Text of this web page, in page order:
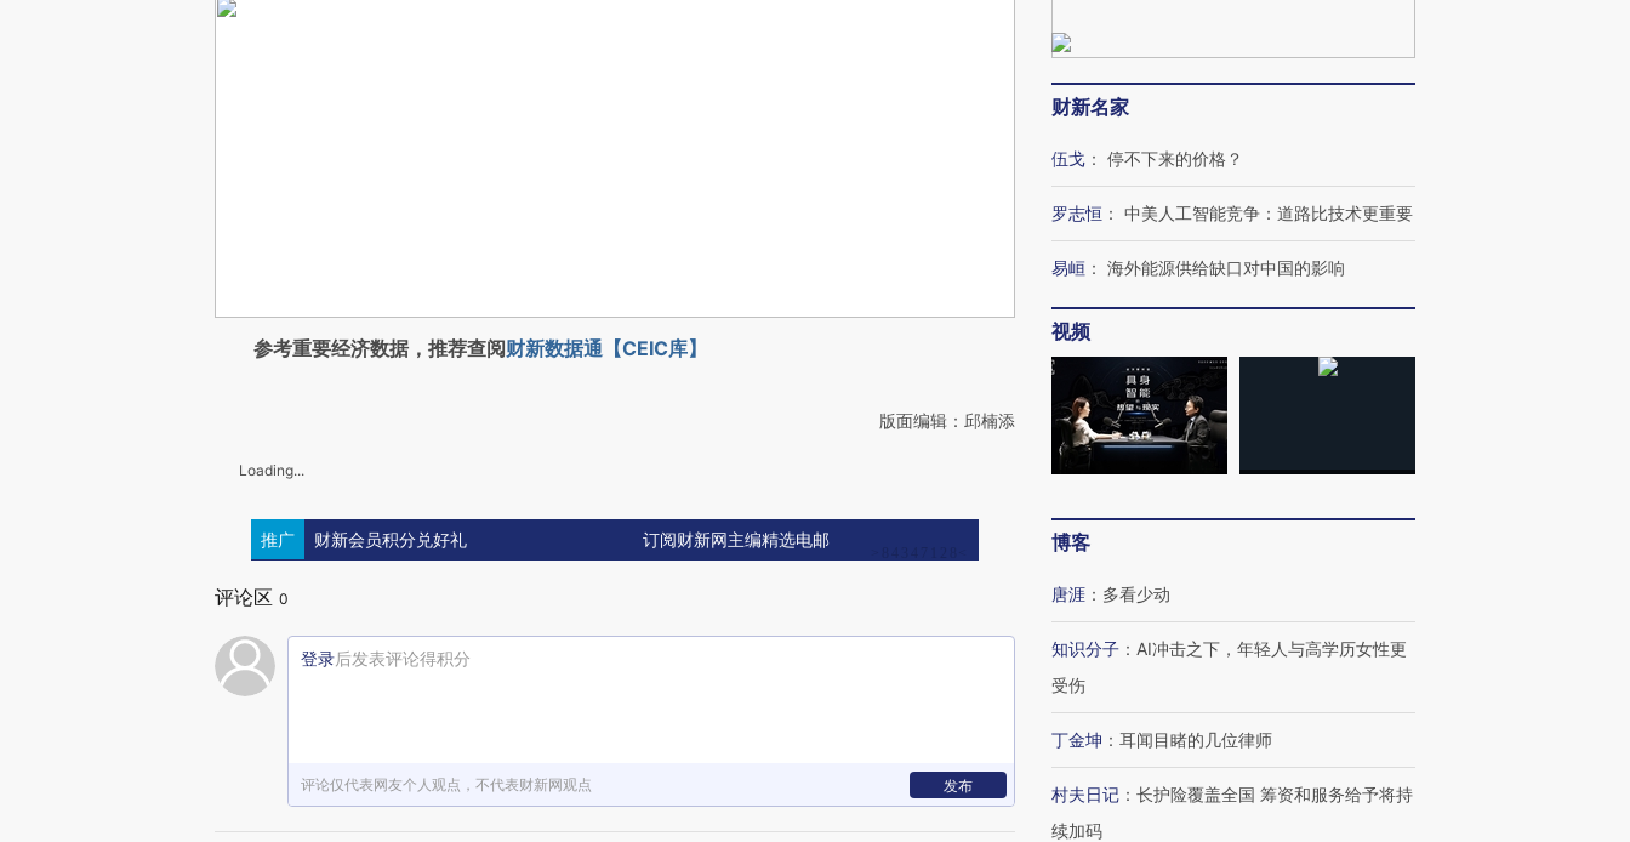
参考重要经济数据，推荐查阅财新数据通【CEIC库】
版面编辑：邱楠添
Loading...
推广 财新会员积分兑好礼 订阅财新网主编精选电邮
评论区 0
登录后发表评论得积分
评论仅代表网友个人观点，不代表财新网观点 发布
财新名家
伍戈 ： 停不下来的价格？
罗志恒 ： 中美人工智能竞争：道路比技术更重要
易峘 ： 海外能源供给缺口对中国的影响
视频
博客
唐涯 ： 多看少动
知识分子 ： AI冲击之下，年轻人与高学历女性更
受伤
丁金坤 ： 耳闻目睹的几位律师
村夫日记 ： 长护险覆盖全国 筹资和服务给予将持
续加码